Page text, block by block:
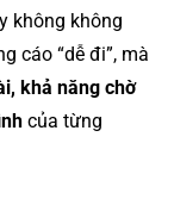
không không
cáo “dễ đi”, mà
khả năng chờ
của từng